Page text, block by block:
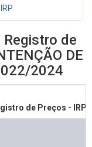
de
DE
022/2024
de Preços - IRP